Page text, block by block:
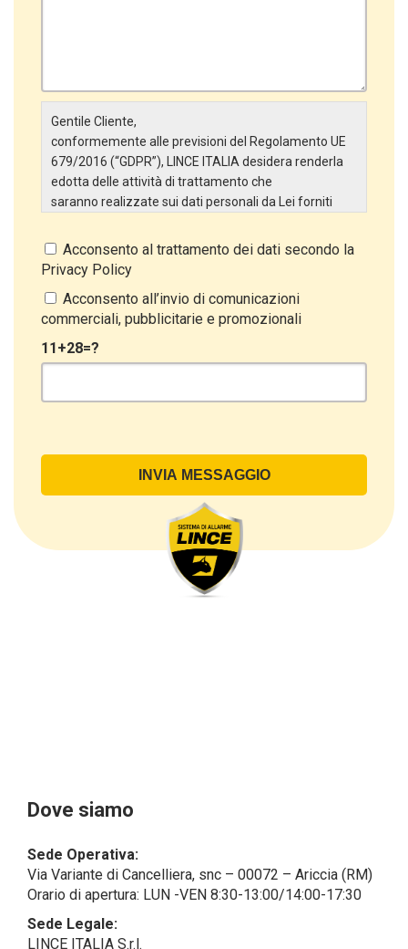
Gentile Cliente,
conformemente alle previsioni del Regolamento UE
679/2016 (“GDPR”), LINCE ITALIA desidera renderla
edotta delle attività di trattamento che
saranno realizzate sui dati personali da Lei forniti
particolare:
Titolare del Trattamento
Il Titolare del Trattamento è LINCE ITALIA S.r.l., con
sede in Via Variante di Cancelliera snc 00072 –
Ariccia (RM). L’interessato può esercitare i
propri diritti inviando una raccomandata alla sede
Oggetto del Trattamento
di contatto, così come altri dati necessari ai fini della
fatturazione, come l’indirizzo). Con riferimento a
questi ultimi, cogliamo l’occasione per
sottolineare che i dati delle persone fisiche sono
sempre qualificati come personali, mentre le persone
giuridiche sono in via generale escluse
dal campo di applicazione del GDPR (artt. 1 e 4 del
Alcuni segmenti dell’attività richiesta potrebbero
l’espletamento di alcune attività determinate a
società esterne che presentano le garanzie richieste
dal GDPR, abilitandole e a compiere
operazioni determinate per conto di LINCE ITALIA e
conformemente alle istruzioni fornite da
Acconsento al trattamento dei dati secondo la
Privacy Policy
Acconsento all’invio di comunicazioni
commerciali, pubblicitarie e promozionali
11+28=?
Dove siamo
Sede Operativa:
Via Variante di Cancelliera, snc – 00072 – Ariccia (RM)
Orario di apertura: LUN -VEN 8:30-13:00/14:00-17:30
Sede Legale:
LINCE ITALIA S.r.l.